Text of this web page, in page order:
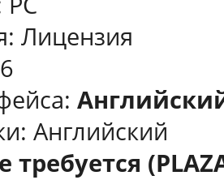
Лицензия
Английский
требуется